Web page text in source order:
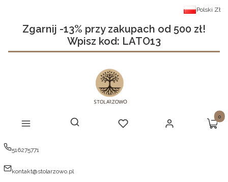
Polski Zł
Zgarnij -13% przy zakupach od 500 zł!
Wpisz kod: LATO13
Menu Otwórz wyszukiwarkę
Szukaj Ulubione Zaloguj się
516275771
kontakt@stolarzowo.pl